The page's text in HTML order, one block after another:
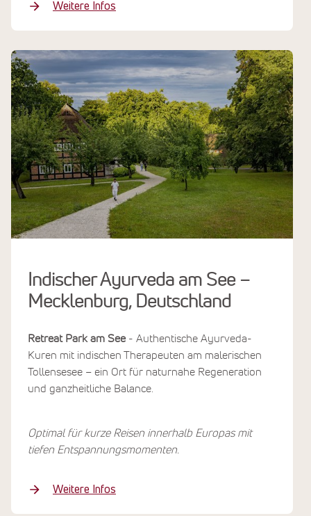
Weitere Infos
Indischer Ayurveda am See –
Mecklenburg, Deutschland
Retreat Park am See - Authentische Ayurveda-
Kuren mit indischen Therapeuten am malerischen
Tollensesee – ein Ort für naturnahe Regeneration
und ganzheitliche Balance.
Optimal für kurze Reisen innerhalb Europas mit
tiefen Entspannungsmomenten.
Weitere Infos